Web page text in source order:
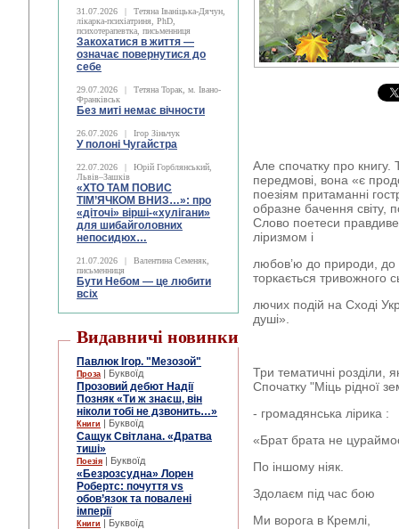
31.07.2026 |
Тетяна Іваніцька-Дячун,
лікарка-психіатриня, PhD,
психотерапевтка, письменниця
Закохатися в життя —
означає повернутися до
себе
29.07.2026 |
Тетяна Торак, м. Івано-
Франківськ
Без миті немає вічности
26.07.2026 | Ігор Зіньчук
У полоні Чугайстра
22.07.2026 |
Юрій Горблянський,
Львів–Зашків
«ХТО ТАМ ПОВИС
ТІМ’ЯЧКОМ ВНИЗ…»: про
«діточі» вірші-«хулігани»
для шибайголовних
непосидюх…
21.07.2026 |
Валентина Семеняк,
письменниця
Бути Небом ― це любити
всіх
Видавничі новинки
Павлюк Ігор. "Мезозой"
Проза | Буквоїд
Прозовий дебют Надії
Позняк «Ти ж знаєш, він
ніколи тобі не дзвонить…»
Книги | Буквоїд
Сащук Світлана. «Дратва
тиші»
Поезія | Буквоїд
«Безрозсудна» Лорен
Робертс: почуття vs
обов’язок та повалені
імперії
Книги | Буквоїд
Але спочатку про книгу.
передмові, вона «є
поезіям притаманні
образне бачення світу,
Слово поетеси
ліризмом і
любов’ю до природи, до
торкається тривожного
лючих подій на Сході
душі».
Три тематичні розділи,
Спочатку "Міць рідної
- громадянська лірика :
«Брат брата не
По іншому ніяк.
Здолаєм під час бою
Ми ворога в Кремлі,